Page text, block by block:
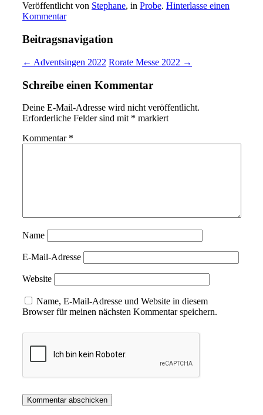
Veröffentlicht von Stephane, in Probe. Hinterlasse einen
Kommentar
Beitragsnavigation
← Adventsingen 2022 Rorate Messe 2022 →
Schreibe einen Kommentar
Deine E-Mail-Adresse wird nicht veröffentlicht.
Erforderliche Felder sind mit * markiert
Kommentar *
Name
E-Mail-Adresse
Website
Name, E-Mail-Adresse und Website in diesem
Browser für meinen nächsten Kommentar speichern.